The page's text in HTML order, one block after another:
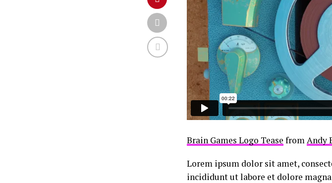
Brain Games Logo Tease fromAndy
Lorem ipsum dolor sit amet,
incididunt ut labore et dolore